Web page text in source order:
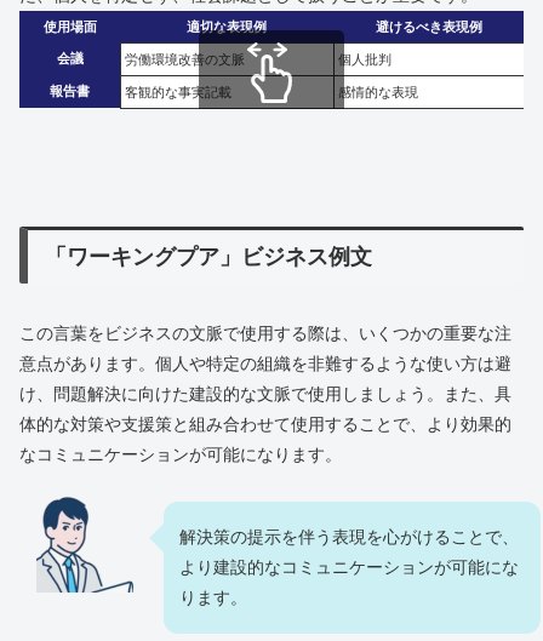
使用場面 適切な表現例 避けるべき表現例
会議 労働環境改善の文脈 個人批判
報告書 客観的な事実記載 感情的な表現
「ワーキングプア」ビジネス例文
この言葉をビジネスの文脈で使用する際は、いくつかの重要な注
意点があります。個人や特定の組織を非難するような使い方は避
け、問題解決に向けた建設的な文脈で使用しましょう。また、具
体的な対策や支援策と組み合わせて使用することで、より効果的
なコミュニケーションが可能になります。
解決策の提示を伴う表現を心がけることで、
より建設的なコミュニケーションが可能にな
ります。